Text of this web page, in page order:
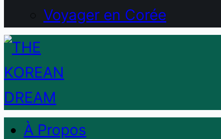
Voyager en Corée
À Propos